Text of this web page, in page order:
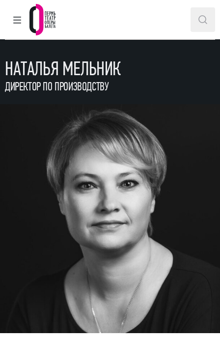
ГЛАВНОЕ МЕНЮ
Пермский театр оперы и балета
НАТАЛЬЯ МЕЛЬНИК
ДИРЕКТОР ПО ПРОИЗВОДСТВУ